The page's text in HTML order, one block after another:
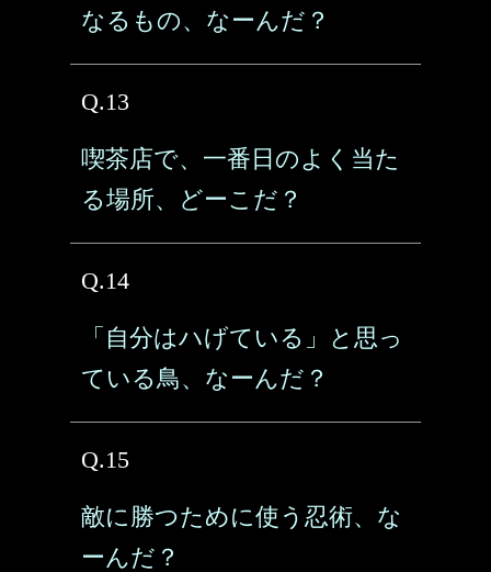
なるもの、なーんだ？
Q.13
喫茶店で、一番日のよく当た
る場所、どーこだ？
Q.14
「自分はハげている」と思っ
ている鳥、なーんだ？
Q.15
敵に勝つために使う忍術、な
ーんだ？